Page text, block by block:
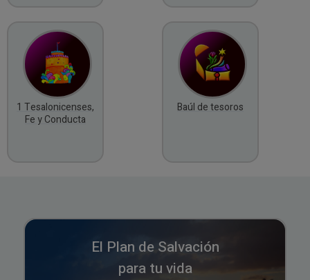
El Plan de Salvación
para tu vida
1 Tesalonicenses,
Fe y Conducta
Baúl de tesoros